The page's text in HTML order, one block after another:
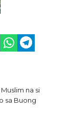
na si
sa Buong